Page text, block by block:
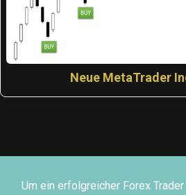
Neue MetaTrader
Um ein erfolgreicher Forex